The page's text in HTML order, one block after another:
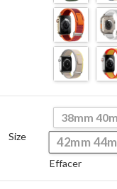
Size
38mm
42mm
Effacer